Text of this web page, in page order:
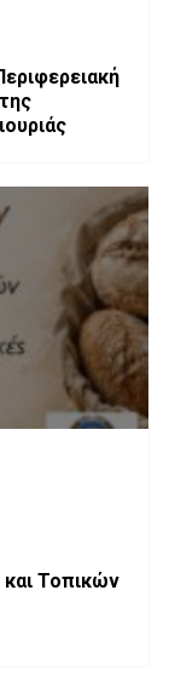
Τοπικών